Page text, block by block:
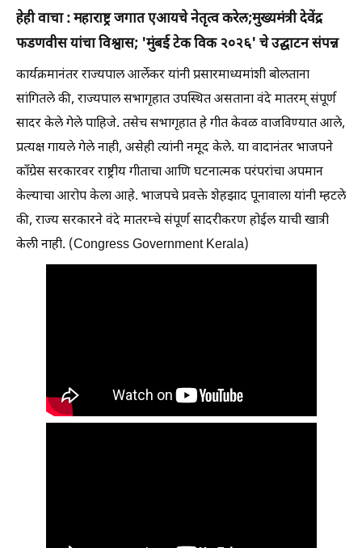
हेही वाचा : महाराष्ट्र जगात एआयचे नेतृत्व करेल;मुख्यमंत्री देवेंद्र
फडणवीस यांचा विश्वास; 'मुंबई टेक विक २०२६' चे उद्घाटन संपन्न
कार्यक्रमानंतर राज्यपाल आर्लेकर यांनी प्रसारमाध्यमांशी बोलताना
सांगितले की, राज्यपाल सभागृहात उपस्थित असताना वंदे मातरम् संपूर्ण
सादर केले गेले पाहिजे. तसेच सभागृहात हे गीत केवळ वाजविण्यात आले,
प्रत्यक्ष गायले गेले नाही, असेही त्यांनी नमूद केले. या वादानंतर भाजपने
काँग्रेस सरकारवर राष्ट्रीय गीताचा आणि घटनात्मक परंपरांचा अपमान
केल्याचा आरोप केला आहे. भाजपचे प्रवक्ते शेहझाद पूनावाला यांनी म्हटले
की, राज्य सरकारने वंदे मातरम्चे संपूर्ण सादरीकरण होईल याची खात्री
केली नाही. (Congress Government Kerala)